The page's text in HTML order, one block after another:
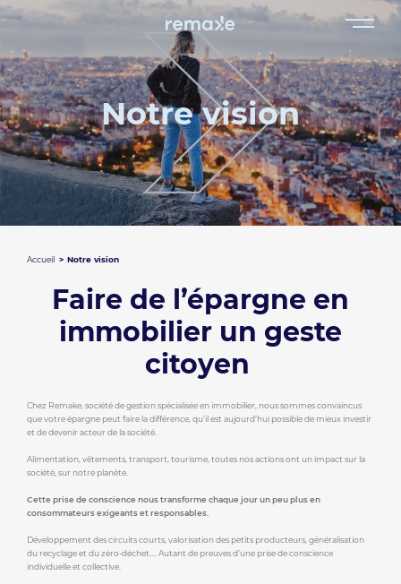
Notre vision
Accueil Notre vision
Faire de l’épargne en
immobilier un geste
citoyen
Chez Remake, société de gestion spécialisée en immobilier, nous sommes convaincus
que votre épargne peut faire la différence, qu’il est aujourd’hui possible de mieux investir
et de devenir acteur de la société.
Alimentation, vêtements, transport, tourisme, toutes nos actions ont un impact sur la
société, sur notre planète.
Cette prise de conscience nous transforme chaque jour un peu plus en
consommateurs exigeants et responsables.
Développement des circuits courts, valorisation des petits producteurs, généralisation
du recyclage et du zéro-déchet…. Autant de preuves d’une prise de conscience
individuelle et collective.